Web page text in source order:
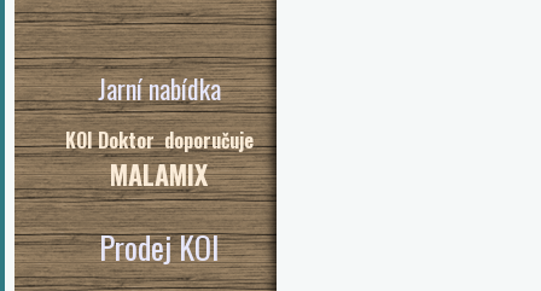
Jarní nabídka
KOI Doktor doporučuje
MALAMIX
Prodej KOI